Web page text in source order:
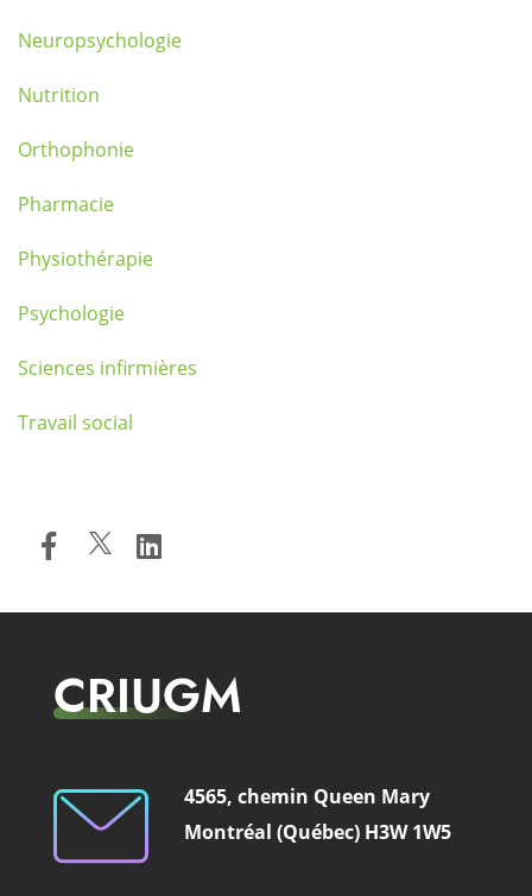
Neuropsychologie
Nutrition
Orthophonie
Pharmacie
Physiothérapie
Psychologie
Sciences infirmières
Travail social
CRIUGM
4565, chemin Queen Mary
Montréal (Québec) H3W 1W5